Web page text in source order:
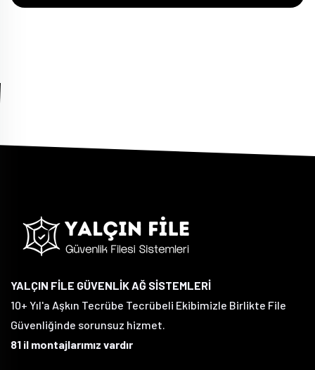
YALÇIN FİLE GÜVENLİK AĞ SİSTEMLERİ
10+ Yıl'a Aşkın Tecrübe Tecrübeli Ekibimizle Birlikte File
Güvenliğinde sorunsuz hizmet.
81 il montajlarımız vardır